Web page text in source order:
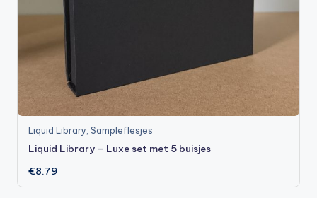
Liquid Library ,Sampleflesjes
Liquid Library – Luxe set met 5 buisjes
€8.79